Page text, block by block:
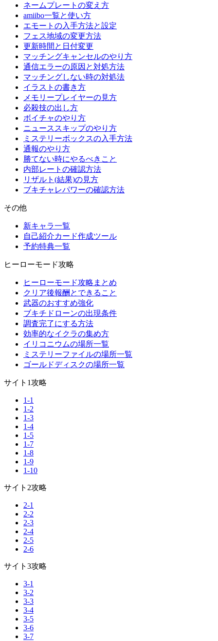
ネームプレートの変え方
amiibo一覧と使い方
エモートの入手方法と設定
フェス地域の変更方法
更新時間と日付変更
マッチングキャンセルのやり方
通信エラーの原因と対処方法
マッチングしない時の対処法
イラストの書き方
メモリープレイヤーの見方
必殺技の出し方
ボイチャのやり方
ニューススキップのやり方
ミステリーボックスの入手方法
通報のやり方
勝てない時にやるべきこと
内部レートの確認方法
リザルト(結果)の見方
ブキチャレパワーの確認方法
その他
新キャラ一覧
自己紹介カード作成ツール
予約特典一覧
ヒーローモード攻略
ヒーローモード攻略まとめ
クリア後報酬とできること
武器のおすすめ強化
ブキチドローンの出現条件
調査完了にする方法
効率的なイクラの集め方
イリコニウムの場所一覧
ミステリーファイルの場所一覧
ゴールドディスクの場所一覧
サイト1攻略
1-1
1-2
1-3
1-4
1-5
1-7
1-8
1-9
1-10
サイト2攻略
2-1
2-2
2-3
2-4
2-5
2-6
サイト3攻略
3-1
3-2
3-3
3-4
3-5
3-6
3-7